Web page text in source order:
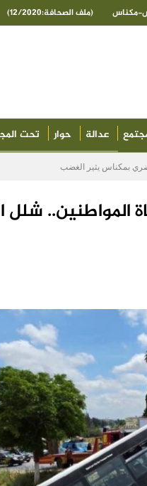
مكناس (ملف الصحافة:12/2020)
عدالة حوار تحت
بمكناس يثير الغضب
المواطنين..